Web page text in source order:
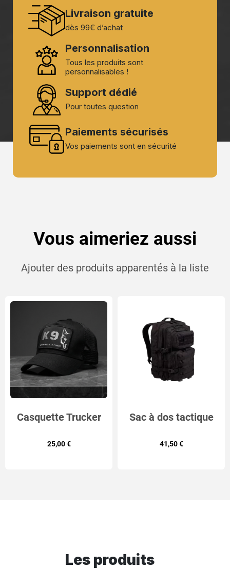
Livraison gratuite
dès 99€ d’achat
Personnalisation
Tous les produits sont
personnalisables !
Support dédié
Pour toutes question
Paiements sécurisés
Vos paiements sont en sécurité
Vous aimeriez aussi
Ajouter des produits apparentés à la liste
Casquette Trucker
réglable avec Patch
25,00 €
Sac à dos tactique
US ASSAULT MIL-
41,50 €
Les produits